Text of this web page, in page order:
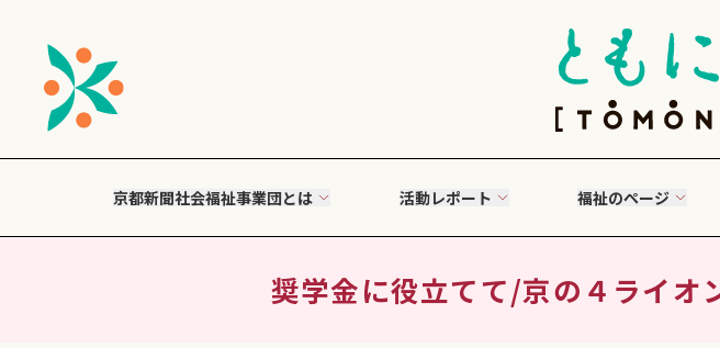
京都新聞社会福祉事業団とは 活動レポート 福祉のページ
奨学金に役立てて/京の４ライオ